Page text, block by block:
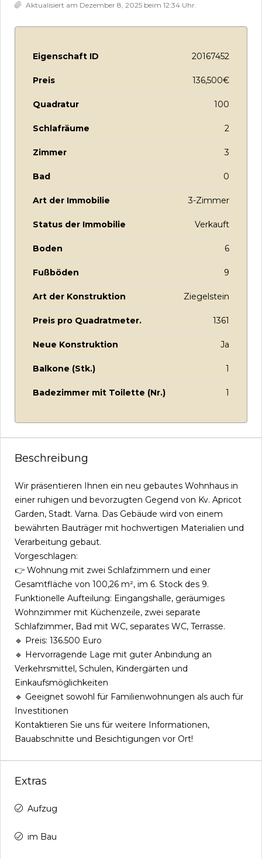
Aktualisiert am Dezember 8, 2025 beim 12:34 Uhr.
Eigenschaft ID 20167452
Preis 136,500€
Quadratur 100
Schlafräume 2
Zimmer 3
Bad 0
Art der Immobilie 3-Zimmer
Status der Immobilie Verkauft
Boden 6
Fußböden 9
Art der Konstruktion Ziegelstein
Preis pro Quadratmeter. 1361
Neue Konstruktion Ja
Balkone (Stk.) 1
Badezimmer mit Toilette (Nr.) 1
Beschreibung
Wir präsentieren Ihnen ein neu gebautes Wohnhaus in
einer ruhigen und bevorzugten Gegend von Kv. Apricot
Garden, Stadt. Varna. Das Gebäude wird von einem
bewährten Bauträger mit hochwertigen Materialien und
Verarbeitung gebaut.
Vorgeschlagen:
👉 Wohnung mit zwei Schlafzimmern und einer
Gesamtfläche von 100,26 m², im 6. Stock des 9.
Funktionelle Aufteilung: Eingangshalle, geräumiges
Wohnzimmer mit Küchenzeile, zwei separate
Schlafzimmer, Bad mit WC, separates WC, Terrasse.
🔹 Preis: 136.500 Euro
🔹 Hervorragende Lage mit guter Anbindung an
Verkehrsmittel, Schulen, Kindergärten und
Einkaufsmöglichkeiten
🔹 Geeignet sowohl für Familienwohnungen als auch für
Investitionen
Kontaktieren Sie uns für weitere Informationen,
Bauabschnitte und Besichtigungen vor Ort!
Extras
Aufzug
im Bau